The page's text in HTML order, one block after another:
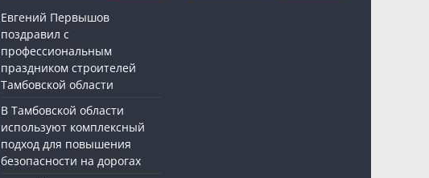
Евгений Первышов
поздравил с
профессиональным
праздником строителей
Тамбовской области
В Тамбовской области
используют комплексный
подход для повышения
безопасности на дорогах